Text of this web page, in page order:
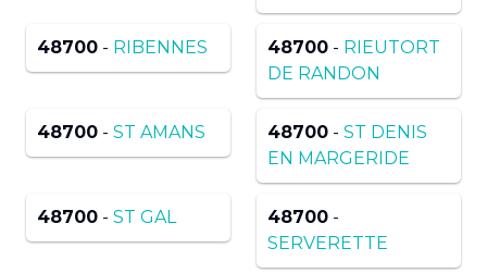
48700 - RIBENNES 48700 - RIEUTORT
DE RANDON
48700 - ST AMANS 48700 - ST DENIS
EN MARGERIDE
48700 - ST GAL 48700 -
SERVERETTE